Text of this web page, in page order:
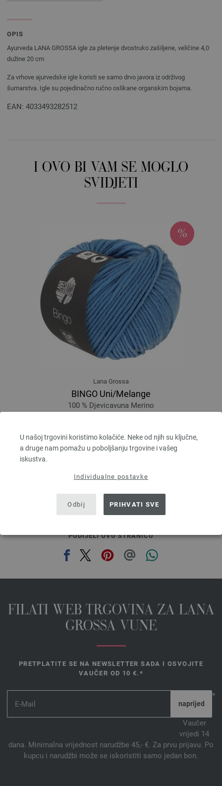
U našoj trgovini koristimo kolačiće. Neke od njih su ključne,
a druge nam pomažu u poboljšanju trgovine i vašeg
iskustva.
Individualne postavke
Odbij PRIHVATI SVE
OPIS
Ayurveda LANA GROSSA igle za pletenje dvostruko zašiljene, veličine 4,0
dužine 20 cm
Za vrhove ajurvedske igle koristi se samo drvo javora iz održivog
šumarstva. Igle su pojedinačno ručno oslikane organskim bojama.
EAN: 4033493282512
I OVO BI VAM SE MOGLO
SVIDJETI
Lana Grossa
BINGO Uni/Melange
100 % Djevicavuna Merino
3,28 € RRP:5,00 €
3,83 $RRP:5,84 $
bez PDV-a, dodatno troškovi za dostavu, Osnovna cijena:
prev next
PODIJELI OVU STRANICU
FILATI WEB TRGOVINA ZA LANA
GROSSA VUNE
PRETPLATITE SE NA NEWSLETTER SADA I OSVOJITE
VAUČER OD 10 €.*
*
Vaučer
vrijedi 14
dana. Minimalna vrijednost narudžbe 45,- €. Za prvu prijavu. Po
kupcu i narudžbi može se iskoristiti samo jedan bon.